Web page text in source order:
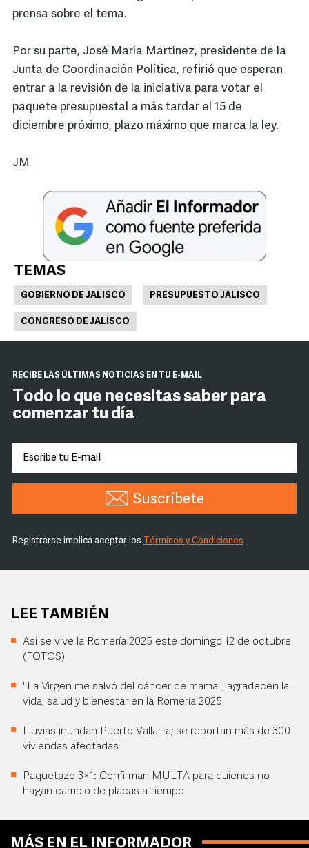
prensa sobre el tema.
Por su parte, José María Martínez, presidente de la
Junta de Coordinación Política, refirió que esperan
entrar a la revisión de la iniciativa para votar el
paquete presupuestal a más tardar el 15 de
diciembre próximo, plazo máximo que marca la ley.
JM
TEMAS
GOBIERNO DE JALISCO PRESUPUESTO JALISCO
CONGRESO DE JALISCO
RECIBE LAS ÚLTIMAS NOTICIAS EN TU E-MAIL
Todo lo que necesitas saber para
comenzar tu día
Suscríbete
Registrarse implica aceptar los Términos y Condiciones
LEE TAMBIÉN
Así se vive la Romería 2025 este domingo 12 de octubre
(FOTOS)
"La Virgen me salvó del cáncer de mama", agradecen la
vida, salud y bienestar en la Romería 2025
Lluvias inundan Puerto Vallarta; se reportan más de 300
viviendas afectadas
Paquetazo 3×1: Confirman MULTA para quienes no
hagan cambio de placas a tiempo
MÁS EN EL INFORMADOR